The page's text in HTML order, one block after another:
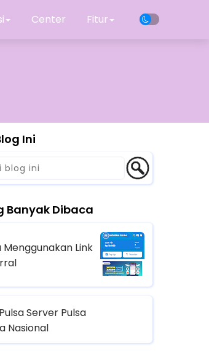
Center Fitur
Ini
Banyak Dibaca
Menggunakan Link
Server Pulsa
Nasional